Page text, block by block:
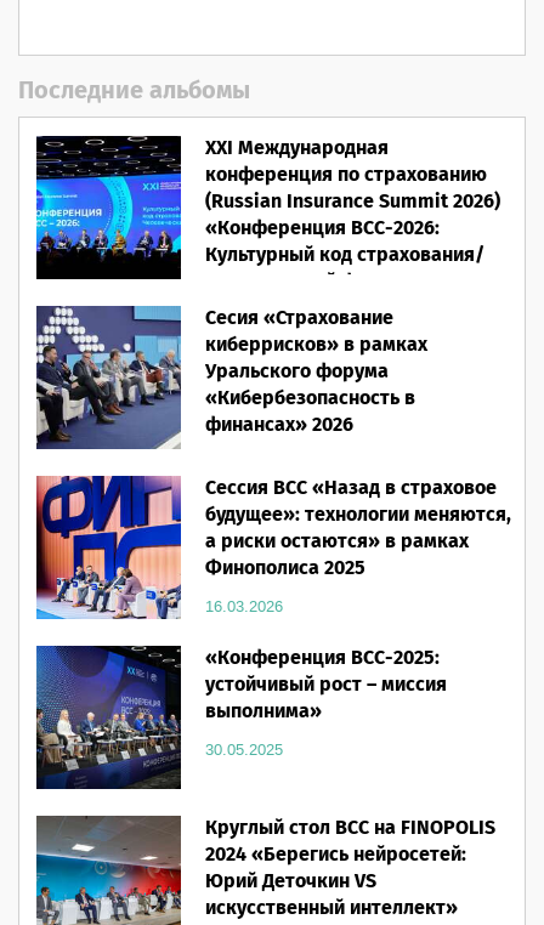
Последние альбомы
XXI Международная
конференция по страхованию
(Russian Insurance Summit 2026)
«Конференция ВСС-2026:
Культурный код страхования/
Человеческий фактор»
28.05.2026
Сесия «Страхование
киберрисков» в рамках
Уральского форума
«Кибербезопасность в
финансах» 2026
Сессия ВСС «Назад в страховое
будущее»: технологии меняются,
а риски остаются» в рамках
Финополиса 2025
16.03.2026
«Конференция ВСС-2025:
устойчивый рост – миссия
выполнима»
30.05.2025
Круглый стол ВСС на FINOPOLIS
2024 «Берегись нейросетей:
Юрий Деточкин VS
искусственный интеллект»